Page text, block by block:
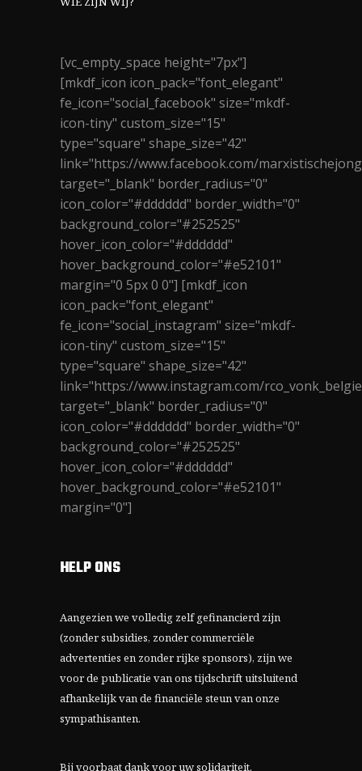
[vc_empty_space height="7px"]
[mkdf_icon icon_pack="font_elegant"
fe_icon="social_facebook" size="mkdf-
icon-tiny" custom_size="15"
type="square" shape_size="42"
link="https://www.facebook.com/
target="_blank" border_radius="0"
icon_color="#dddddd" border_width="0"
background_color="#252525"
hover_icon_color="#dddddd"
hover_background_color="#e52101"
margin="0 5px 0 0"] [mkdf_icon
icon_pack="font_elegant"
fe_icon="social_instagram" size="mkdf-
icon-tiny" custom_size="15"
type="square" shape_size="42"
link="https://www.instagram.com/
target="_blank" border_radius="0"
icon_color="#dddddd" border_width="0"
background_color="#252525"
hover_icon_color="#dddddd"
hover_background_color="#e52101"
margin="0"]
HELP ONS
Aangezien we volledig zelf gefinancierd zijn
(zonder subsidies, zonder commerciële
advertenties en zonder rijke sponsors), zijn we
voor de publicatie van ons tijdschrift uitsluitend
afhankelijk van de financiële steun van onze
sympathisanten.
Bij voorbaat dank voor uw solidariteit.